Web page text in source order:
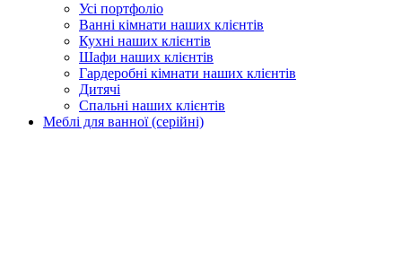
Усі портфоліо
Ванні кімнати наших клієнтів
Кухні наших клієнтів
Шафи наших клієнтів
Гардеробні кімнати наших клієнтів
Дитячі
Спальні наших клієнтів
Меблі для ванної (серійні)